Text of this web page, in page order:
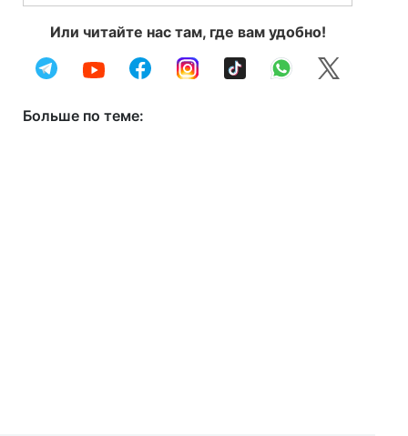
Или читайте нас там, где вам удобно!
Больше по теме: